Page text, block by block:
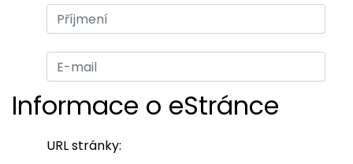
Informace o eStránce
URL stránky: